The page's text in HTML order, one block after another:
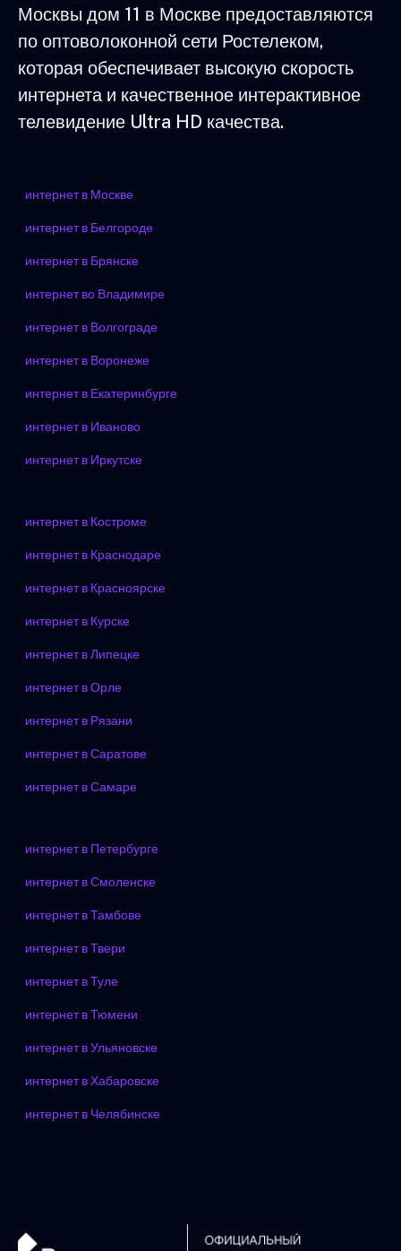
Москвы дом 11 в Москве предоставляются
по оптоволоконной сети Ростелеком,
которая обеспечивает высокую скорость
интернета и качественное интерактивное
телевидение Ultra HD качества.
интернет в Москве
интернет в Белгороде
интернет в Брянске
интернет во Владимире
интернет в Волгограде
интернет в Воронеже
интернет в Екатеринбурге
интернет в Иваново
интернет в Иркутске
интернет в Костроме
интернет в Краснодаре
интернет в Красноярске
интернет в Курске
интернет в Липецке
интернет в Орле
интернет в Рязани
интернет в Саратове
интернет в Самаре
интернет в Петербурге
интернет в Смоленске
интернет в Тамбове
интернет в Твери
интернет в Туле
интернет в Тюмени
интернет в Ульяновске
интернет в Хабаровске
интернет в Челябинске